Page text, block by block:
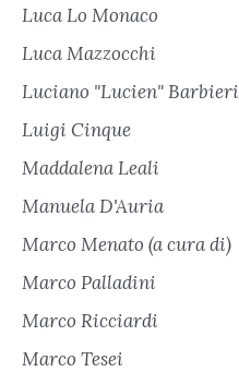
Luca Lo Monaco
Luca Mazzocchi
Luciano "Lucien" Barbieri
Luigi Cinque
Maddalena Leali
Manuela D'Auria
Marco Menato (a cura di)
Marco Palladini
Marco Ricciardi
Marco Tesei